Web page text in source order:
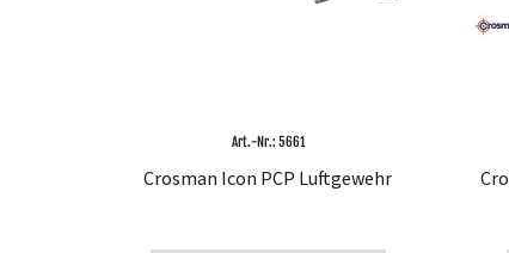
Art.-Nr.: 5661
Crosman Icon PCP Luftgewehr